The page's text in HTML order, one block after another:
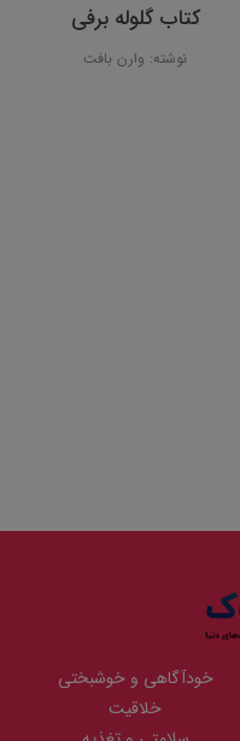
کتاب گلوله برفی
نوشته: وارن بافت
خودآگاهی و خوشبختی
خلاقیت